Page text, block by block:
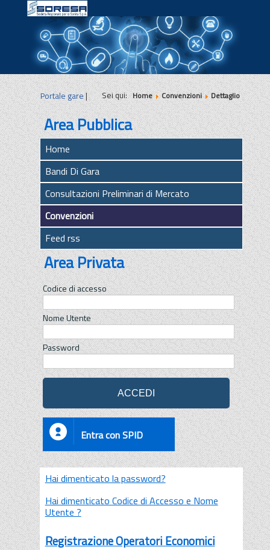
|||
Portale gare| Sei qui:Home Convenzioni Dettaglio
Area Pubblica
Home
Bandi Di Gara
Consultazioni Preliminari di Mercato
Convenzioni
Feed rss
Area Privata
Codice di accesso
Nome Utente
Password
Entra con SPID
Hai dimenticato la password?
Hai dimenticato Codice di Accesso e Nome
Utente ?
Registrazione Operatori Economici